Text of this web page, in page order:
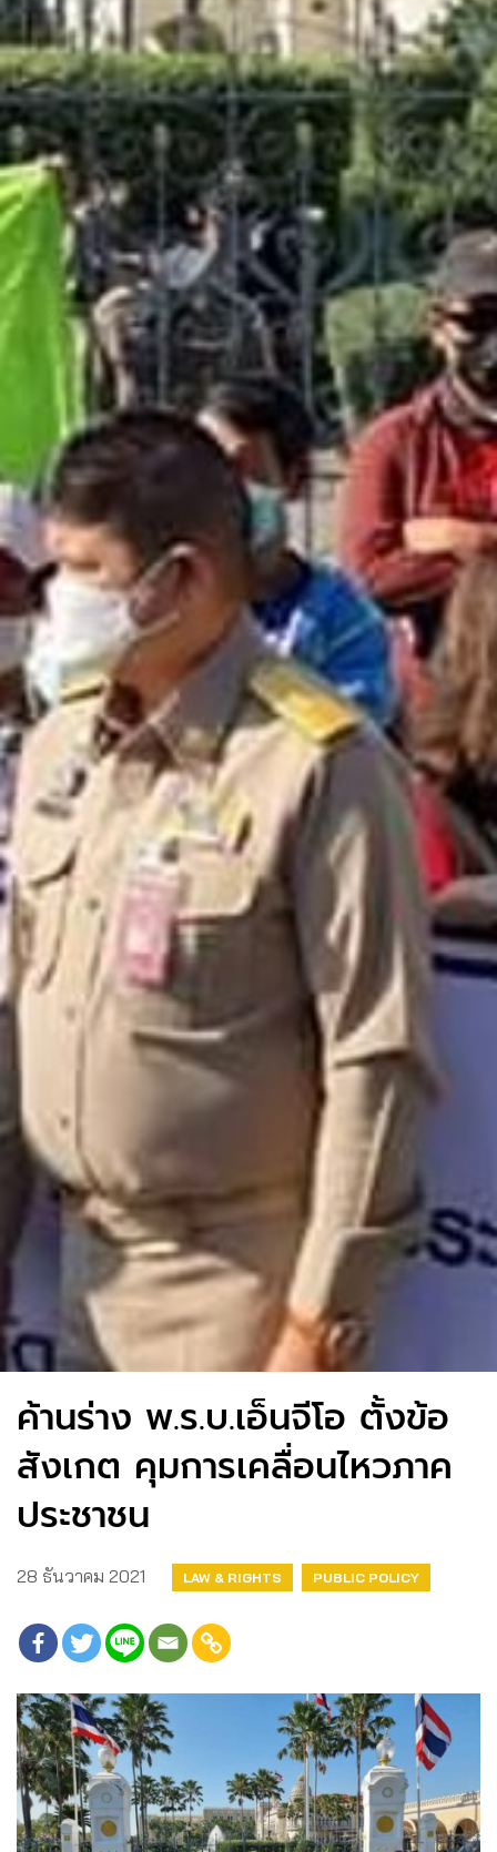
ค้านร่าง พ.ร.บ.เอ็นจีโอ ตั้งข้อ
สังเกต คุมการเคลื่อนไหวภาค
ประชาชน
28 ธันวาคม 2021 LAW & RIGHTS PUBLIC POLICY